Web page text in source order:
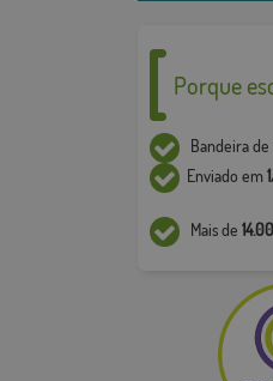
Porque
Bandeira de
Enviado em
Mais de